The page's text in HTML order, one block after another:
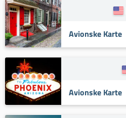
Avionske Karte
Avionske Karte